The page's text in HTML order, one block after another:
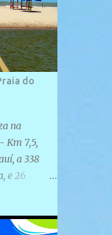
do
na
Km 7,5,
a 338
e 26
de sua